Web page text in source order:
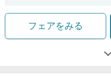
フェアをみる